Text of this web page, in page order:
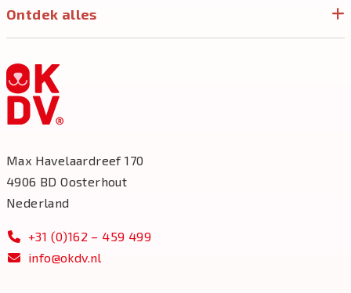
Ontdek alles
Max Havelaardreef 170
4906 BD Oosterhout
Nederland
+31 (0)162 – 459 499
info@okdv.nl